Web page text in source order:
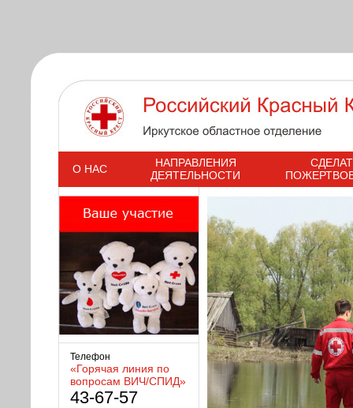
s
О НАС
НАПРАВЛЕНИЯ
ДЕЯТЕЛЬНОСТИ
Телефон
«Горячая линия по
вопросам ВИЧ/СПИД»
43-67-57